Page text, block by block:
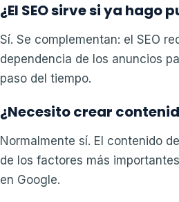
¿El SEO sirve si ya hago
Sí. Se complementan: el SEO
dependencia de los anuncios
paso del tiempo.
¿Necesito crear
Normalmente sí. El contenido
de los factores más
en Google.